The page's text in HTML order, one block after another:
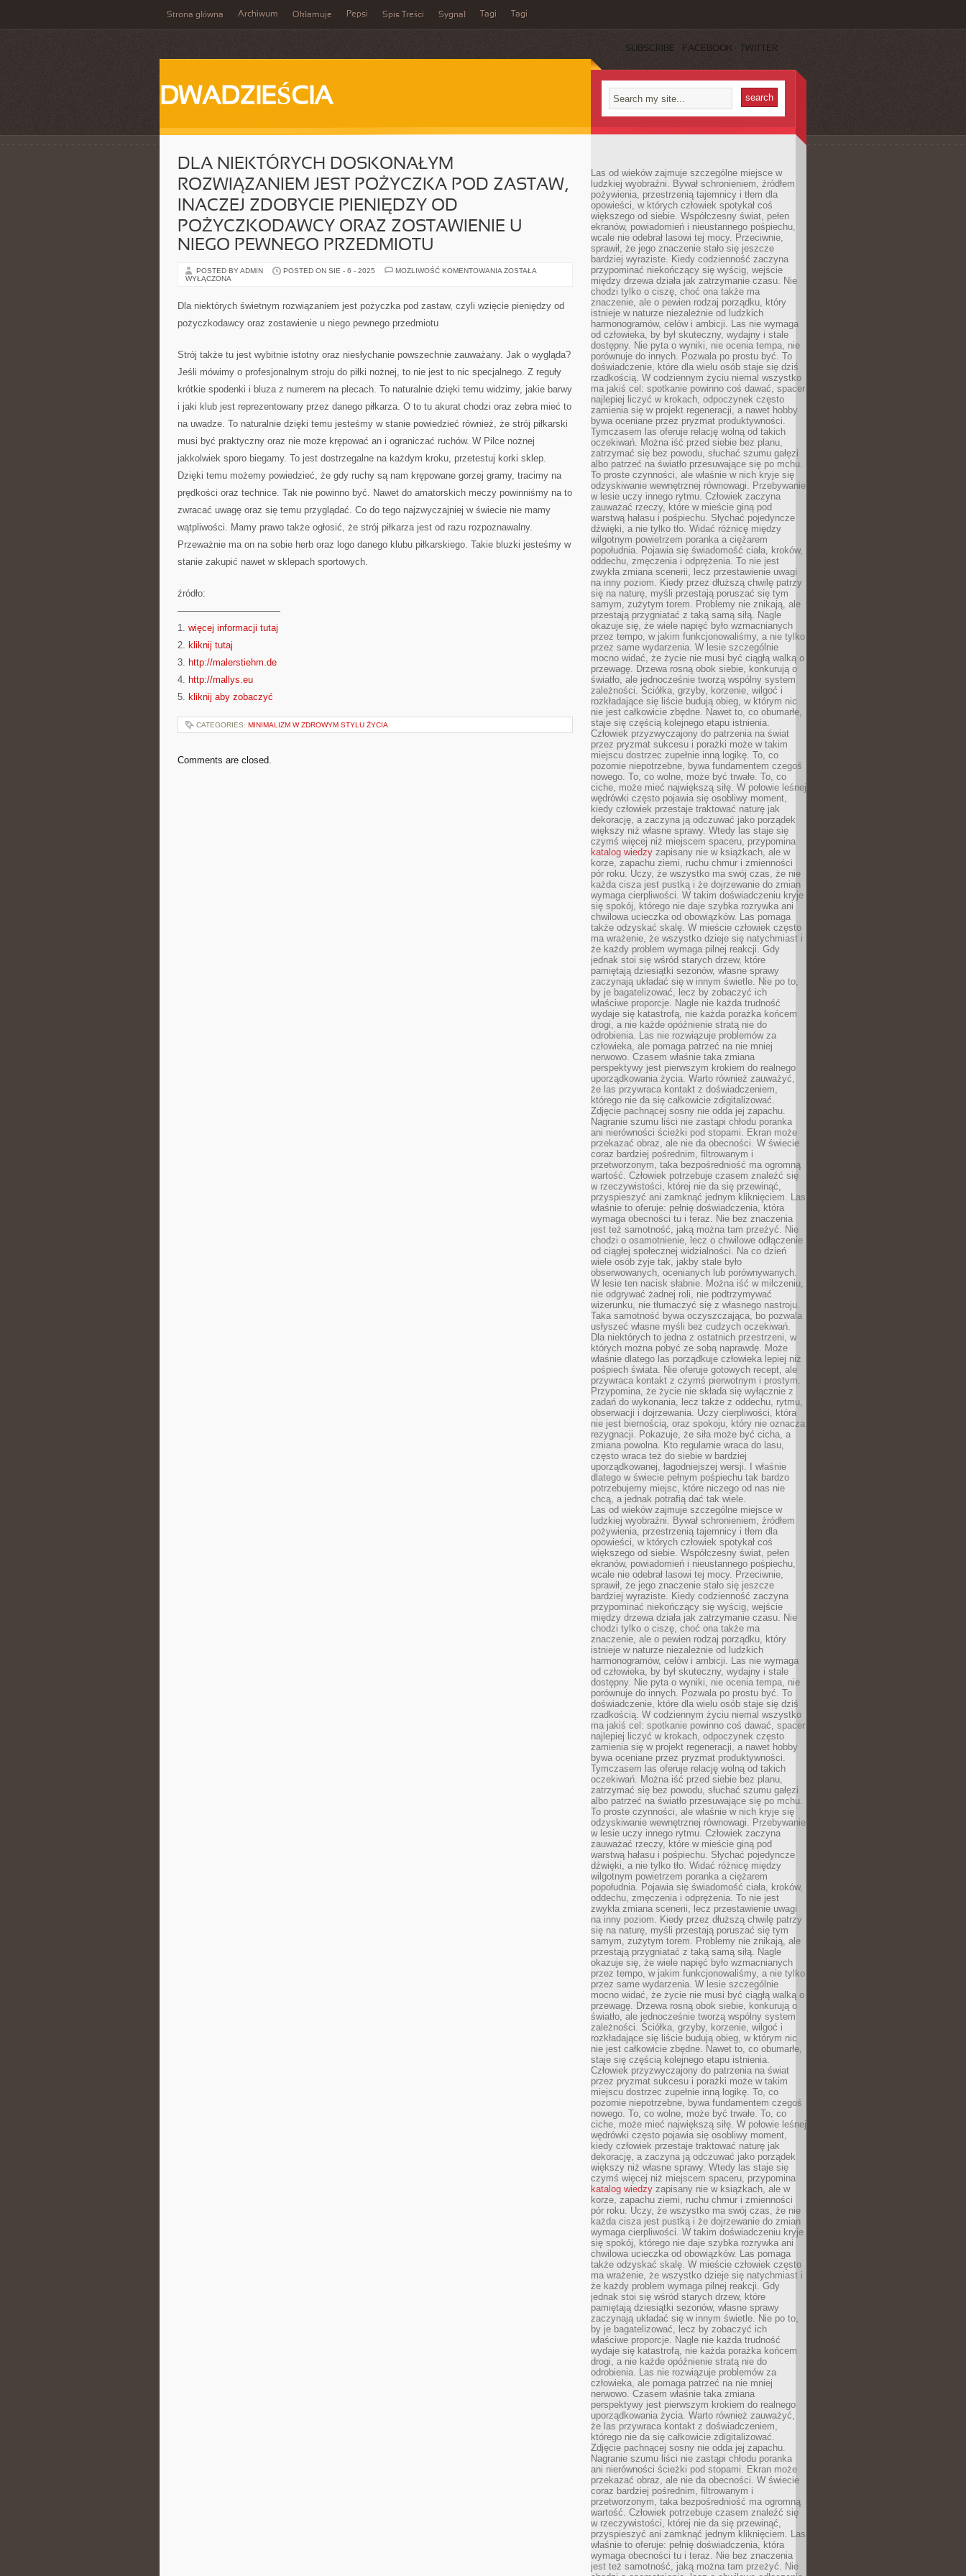
Strona główna Archiwum Okłamuje Pepsi Spis Treści Sygnał Tagi Tagi
SUBSCRIBE FACEBOOK TWITTER
DWADZIEŚCIA
DLA NIEKTÓRYCH DOSKONAŁYM
ROZWIĄZANIEM JEST POŻYCZKA POD ZASTAW,
INACZEJ ZDOBYCIE PIENIĘDZY OD
POŻYCZKODAWCY ORAZ ZOSTAWIENIE U
NIEGO PEWNEGO PRZEDMIOTU
POSTED BY ADMIN POSTED ON SIE - 6 - 2025 MOŻLIWOŚĆ KOMENTOWANIA DLA
JEST
POŻYCZKA
OD
ORAZ
U
NIEGO
PEWNEGO
PRZEDMIOTU
ZOSTAŁA
WYŁĄCZONA
Dla niektórych świetnym rozwiązaniem jest pożyczka pod zastaw, czyli wzięcie pieniędzy od
pożyczkodawcy oraz zostawienie u niego pewnego przedmiotu
Strój także tu jest wybitnie istotny oraz niesłychanie powszechnie zauważany. Jak o wygląda?
Jeśli mówimy o profesjonalnym stroju do piłki nożnej, to nie jest to nic specjalnego. Z reguły
krótkie spodenki i bluza z numerem na plecach. To naturalnie dzięki temu widzimy, jakie barwy
i jaki klub jest reprezentowany przez danego piłkarza. O to tu akurat chodzi oraz zebra mieć to
na uwadze. To naturalnie dzięki temu jesteśmy w stanie powiedzieć również, że strój piłkarski
musi być praktyczny oraz nie może krępować an i ograniczać ruchów. W Pilce nożnej
jakkolwiek sporo biegamy. To jest dostrzegalne na każdym kroku, przetestuj korki sklep.
Dzięki temu możemy powiedzieć, że gdy ruchy są nam krępowane gorzej gramy, tracimy na
prędkości oraz technice. Tak nie powinno być. Nawet do amatorskich meczy powinniśmy na to
zwracać uwagę oraz się temu przyglądać. Co do tego najzwyczajniej w świecie nie mamy
wątpliwości. Mamy prawo także ogłosić, że strój piłkarza jest od razu rozpoznawalny.
Przeważnie ma on na sobie herb oraz logo danego klubu piłkarskiego. Takie bluzki jesteśmy w
stanie zakupić nawet w sklepach sportowych.
źródło:
———————————
1. więcej informacji tutaj
2. kliknij tutaj
3. http://malerstiehm.de
4. http://mallys.eu
5. kliknij aby zobaczyć
CATEGORIES: MINIMALIZM W ZDROWYM STYLU ŻYCIA
Comments are closed.
Las od wieków zajmuje szczególne miejsce w
ludzkiej wyobraźni. Bywał schronieniem, źródłem
pożywienia, przestrzenią tajemnicy i tłem dla
opowieści, w których człowiek spotykał coś
większego od siebie. Współczesny świat, pełen
ekranów, powiadomień i nieustannego pośpiechu,
wcale nie odebrał lasowi tej mocy. Przeciwnie,
sprawił, że jego znaczenie stało się jeszcze
bardziej wyraziste. Kiedy codzienność zaczyna
przypominać niekończący się wyścig, wejście
między drzewa działa jak zatrzymanie czasu. Nie
chodzi tylko o ciszę, choć ona także ma
znaczenie, ale o pewien rodzaj porządku, który
istnieje w naturze niezależnie od ludzkich
harmonogramów, celów i ambicji. Las nie wymaga
od człowieka, by był skuteczny, wydajny i stale
dostępny. Nie pyta o wyniki, nie ocenia tempa, nie
porównuje do innych. Pozwala po prostu być. To
doświadczenie, które dla wielu osób staje się dziś
rzadkością. W codziennym życiu niemal wszystko
ma jakiś cel: spotkanie powinno coś dawać, spacer
najlepiej liczyć w krokach, odpoczynek często
zamienia się w projekt regeneracji, a nawet hobby
bywa oceniane przez pryzmat produktywności.
Tymczasem las oferuje relację wolną od takich
oczekiwań. Można iść przed siebie bez planu,
zatrzymać się bez powodu, słuchać szumu gałęzi
albo patrzeć na światło przesuwające się po mchu.
To proste czynności, ale właśnie w nich kryje się
odzyskiwanie wewnętrznej równowagi. Przebywanie
w lesie uczy innego rytmu. Człowiek zaczyna
zauważać rzeczy, które w mieście giną pod
warstwą hałasu i pośpiechu. Słychać pojedyncze
dźwięki, a nie tylko tło. Widać różnicę między
wilgotnym powietrzem poranka a ciężarem
popołudnia. Pojawia się świadomość ciała, kroków,
oddechu, zmęczenia i odprężenia. To nie jest
zwykła zmiana scenerii, lecz przestawienie uwagi
na inny poziom. Kiedy przez dłuższą chwilę patrzy
się na naturę, myśli przestają poruszać się tym
samym, zużytym torem. Problemy nie znikają, ale
przestają przygniatać z taką samą siłą. Nagle
okazuje się, że wiele napięć było wzmacnianych
przez tempo, w jakim funkcjonowaliśmy, a nie tylko
przez same wydarzenia. W lesie szczególnie
mocno widać, że życie nie musi być ciągłą walką o
przewagę. Drzewa rosną obok siebie, konkurują o
światło, ale jednocześnie tworzą wspólny system
zależności. Ściółka, grzyby, korzenie, wilgoć i
rozkładające się liście budują obieg, w którym nic
nie jest całkowicie zbędne. Nawet to, co obumarłe,
staje się częścią kolejnego etapu istnienia.
Człowiek przyzwyczajony do patrzenia na świat
przez pryzmat sukcesu i porażki może w takim
miejscu dostrzec zupełnie inną logikę. To, co
pozornie niepotrzebne, bywa fundamentem czegoś
nowego. To, co wolne, może być trwałe. To, co
ciche, może mieć największą siłę. W połowie leśnej
wędrówki często pojawia się osobliwy moment,
kiedy człowiek przestaje traktować naturę jak
dekorację, a zaczyna ją odczuwać jako porządek
większy niż własne sprawy. Wtedy las staje się
czymś więcej niż miejscem spaceru, przypomina
katalog wiedzy zapisany nie w książkach, ale w
korze, zapachu ziemi, ruchu chmur i zmienności
pór roku. Uczy, że wszystko ma swój czas, że nie
każda cisza jest pustką i że dojrzewanie do zmian
wymaga cierpliwości. W takim doświadczeniu kryje
się spokój, którego nie daje szybka rozrywka ani
chwilowa ucieczka od obowiązków. Las pomaga
także odzyskać skalę. W mieście człowiek często
ma wrażenie, że wszystko dzieje się natychmiast i
że każdy problem wymaga pilnej reakcji. Gdy
jednak stoi się wśród starych drzew, które
pamiętają dziesiątki sezonów, własne sprawy
zaczynają układać się w innym świetle. Nie po to,
by je bagatelizować, lecz by zobaczyć ich
właściwe proporcje. Nagle nie każda trudność
wydaje się katastrofą, nie każda porażka końcem
drogi, a nie każde opóźnienie stratą nie do
odrobienia. Las nie rozwiązuje problemów za
człowieka, ale pomaga patrzeć na nie mniej
nerwowo. Czasem właśnie taka zmiana
perspektywy jest pierwszym krokiem do realnego
uporządkowania życia. Warto również zauważyć,
że las przywraca kontakt z doświadczeniem,
którego nie da się całkowicie zdigitalizować.
Zdjęcie pachnącej sosny nie odda jej zapachu.
Nagranie szumu liści nie zastąpi chłodu poranka
ani nierówności ścieżki pod stopami. Ekran może
przekazać obraz, ale nie da obecności. W świecie
coraz bardziej pośrednim, filtrowanym i
przetworzonym, taka bezpośredniość ma ogromną
wartość. Człowiek potrzebuje czasem znaleźć się
w rzeczywistości, której nie da się przewinąć,
przyspieszyć ani zamknąć jednym kliknięciem. Las
właśnie to oferuje: pełnię doświadczenia, która
wymaga obecności tu i teraz. Nie bez znaczenia
jest też samotność, jaką można tam przeżyć. Nie
chodzi o osamotnienie, lecz o chwilowe odłączenie
od ciągłej społecznej widzialności. Na co dzień
wiele osób żyje tak, jakby stale było
obserwowanych, ocenianych lub porównywanych.
W lesie ten nacisk słabnie. Można iść w milczeniu,
nie odgrywać żadnej roli, nie podtrzymywać
wizerunku, nie tłumaczyć się z własnego nastroju.
Taka samotność bywa oczyszczająca, bo pozwala
usłyszeć własne myśli bez cudzych oczekiwań.
Dla niektórych to jedna z ostatnich przestrzeni, w
których można pobyć ze sobą naprawdę. Może
właśnie dlatego las porządkuje człowieka lepiej niż
pośpiech świata. Nie oferuje gotowych recept, ale
przywraca kontakt z czymś pierwotnym i prostym.
Przypomina, że życie nie składa się wyłącznie z
zadań do wykonania, lecz także z oddechu, rytmu,
obserwacji i dojrzewania. Uczy cierpliwości, która
nie jest biernością, oraz spokoju, który nie oznacza
rezygnacji. Pokazuje, że siła może być cicha, a
zmiana powolna. Kto regularnie wraca do lasu,
często wraca też do siebie w bardziej
uporządkowanej, łagodniejszej wersji. I właśnie
dlatego w świecie pełnym pośpiechu tak bardzo
potrzebujemy miejsc, które niczego od nas nie
chcą, a jednak potrafią dać tak wiele.
Las od wieków zajmuje szczególne miejsce w
ludzkiej wyobraźni. Bywał schronieniem, źródłem
pożywienia, przestrzenią tajemnicy i tłem dla
opowieści, w których człowiek spotykał coś
większego od siebie. Współczesny świat, pełen
ekranów, powiadomień i nieustannego pośpiechu,
wcale nie odebrał lasowi tej mocy. Przeciwnie,
sprawił, że jego znaczenie stało się jeszcze
bardziej wyraziste. Kiedy codzienność zaczyna
przypominać niekończący się wyścig, wejście
między drzewa działa jak zatrzymanie czasu. Nie
chodzi tylko o ciszę, choć ona także ma
znaczenie, ale o pewien rodzaj porządku, który
istnieje w naturze niezależnie od ludzkich
harmonogramów, celów i ambicji. Las nie wymaga
od człowieka, by był skuteczny, wydajny i stale
dostępny. Nie pyta o wyniki, nie ocenia tempa, nie
porównuje do innych. Pozwala po prostu być. To
doświadczenie, które dla wielu osób staje się dziś
rzadkością. W codziennym życiu niemal wszystko
ma jakiś cel: spotkanie powinno coś dawać, spacer
najlepiej liczyć w krokach, odpoczynek często
zamienia się w projekt regeneracji, a nawet hobby
bywa oceniane przez pryzmat produktywności.
Tymczasem las oferuje relację wolną od takich
oczekiwań. Można iść przed siebie bez planu,
zatrzymać się bez powodu, słuchać szumu gałęzi
albo patrzeć na światło przesuwające się po mchu.
To proste czynności, ale właśnie w nich kryje się
odzyskiwanie wewnętrznej równowagi. Przebywanie
w lesie uczy innego rytmu. Człowiek zaczyna
zauważać rzeczy, które w mieście giną pod
warstwą hałasu i pośpiechu. Słychać pojedyncze
dźwięki, a nie tylko tło. Widać różnicę między
wilgotnym powietrzem poranka a ciężarem
popołudnia. Pojawia się świadomość ciała, kroków,
oddechu, zmęczenia i odprężenia. To nie jest
zwykła zmiana scenerii, lecz przestawienie uwagi
na inny poziom. Kiedy przez dłuższą chwilę patrzy
się na naturę, myśli przestają poruszać się tym
samym, zużytym torem. Problemy nie znikają, ale
przestają przygniatać z taką samą siłą. Nagle
okazuje się, że wiele napięć było wzmacnianych
przez tempo, w jakim funkcjonowaliśmy, a nie tylko
przez same wydarzenia. W lesie szczególnie
mocno widać, że życie nie musi być ciągłą walką o
przewagę. Drzewa rosną obok siebie, konkurują o
światło, ale jednocześnie tworzą wspólny system
zależności. Ściółka, grzyby, korzenie, wilgoć i
rozkładające się liście budują obieg, w którym nic
nie jest całkowicie zbędne. Nawet to, co obumarłe,
staje się częścią kolejnego etapu istnienia.
Człowiek przyzwyczajony do patrzenia na świat
przez pryzmat sukcesu i porażki może w takim
miejscu dostrzec zupełnie inną logikę. To, co
pozornie niepotrzebne, bywa fundamentem czegoś
nowego. To, co wolne, może być trwałe. To, co
ciche, może mieć największą siłę. W połowie leśnej
wędrówki często pojawia się osobliwy moment,
kiedy człowiek przestaje traktować naturę jak
dekorację, a zaczyna ją odczuwać jako porządek
większy niż własne sprawy. Wtedy las staje się
czymś więcej niż miejscem spaceru, przypomina
katalog wiedzy zapisany nie w książkach, ale w
korze, zapachu ziemi, ruchu chmur i zmienności
pór roku. Uczy, że wszystko ma swój czas, że nie
każda cisza jest pustką i że dojrzewanie do zmian
wymaga cierpliwości. W takim doświadczeniu kryje
się spokój, którego nie daje szybka rozrywka ani
chwilowa ucieczka od obowiązków. Las pomaga
także odzyskać skalę. W mieście człowiek często
ma wrażenie, że wszystko dzieje się natychmiast i
że każdy problem wymaga pilnej reakcji. Gdy
jednak stoi się wśród starych drzew, które
pamiętają dziesiątki sezonów, własne sprawy
zaczynają układać się w innym świetle. Nie po to,
by je bagatelizować, lecz by zobaczyć ich
właściwe proporcje. Nagle nie każda trudność
wydaje się katastrofą, nie każda porażka końcem
drogi, a nie każde opóźnienie stratą nie do
odrobienia. Las nie rozwiązuje problemów za
człowieka, ale pomaga patrzeć na nie mniej
nerwowo. Czasem właśnie taka zmiana
perspektywy jest pierwszym krokiem do realnego
uporządkowania życia. Warto również zauważyć,
że las przywraca kontakt z doświadczeniem,
którego nie da się całkowicie zdigitalizować.
Zdjęcie pachnącej sosny nie odda jej zapachu.
Nagranie szumu liści nie zastąpi chłodu poranka
ani nierówności ścieżki pod stopami. Ekran może
przekazać obraz, ale nie da obecności. W świecie
coraz bardziej pośrednim, filtrowanym i
przetworzonym, taka bezpośredniość ma ogromną
wartość. Człowiek potrzebuje czasem znaleźć się
w rzeczywistości, której nie da się przewinąć,
przyspieszyć ani zamknąć jednym kliknięciem. Las
właśnie to oferuje: pełnię doświadczenia, która
wymaga obecności tu i teraz. Nie bez znaczenia
jest też samotność, jaką można tam przeżyć. Nie